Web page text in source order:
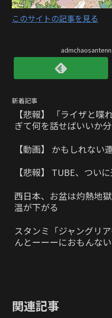
このサイトの記事を見る
新着記事
【悲報】 「ライザと喋
ぎて何を話せばいいか
【動画】 かもしれない
【悲報】 TUBE、つい
西日本、お盆は灼熱地
温が下がる
スタンミ「ジャングリ
んとーーーにおもんない
関連記事